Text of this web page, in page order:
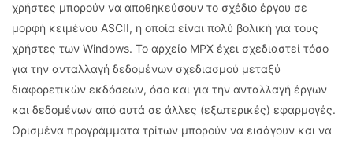
χρήστες μπορούν να αποθηκεύσουν το σχέδιο έργου σε
μορφή κειμένου ASCII, η οποία είναι πολύ βολική για τους
χρήστες των Windows. Το αρχείο MPX έχει σχεδιαστεί τόσο
για την ανταλλαγή δεδομένων σχεδιασμού μεταξύ
διαφορετικών εκδόσεων, όσο και για την ανταλλαγή έργων
και δεδομένων από αυτά σε άλλες (εξωτερικές) εφαρμογές.
Ορισμένα προγράμματα τρίτων μπορούν να εισάγουν και να